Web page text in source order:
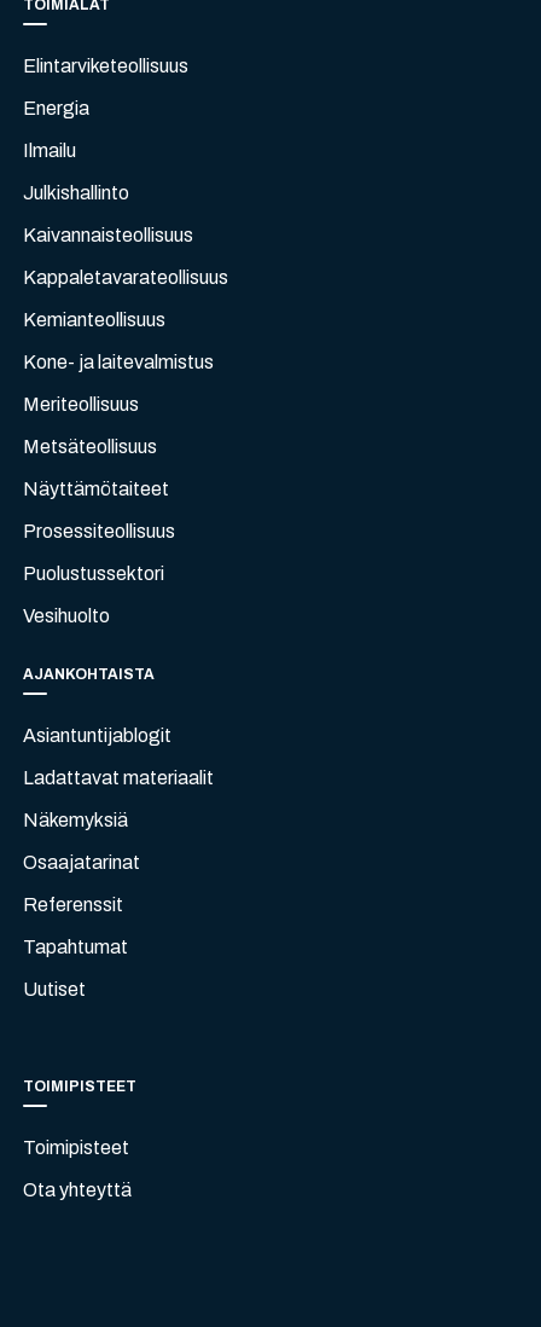
TOIMIALAT
Elintarviketeollisuus
Energia
Ilmailu
Julkishallinto
Kaivannaisteollisuus
Kappaletavarateollisuus
Kemianteollisuus
Kone- ja laitevalmistus
Meriteollisuus
Metsäteollisuus
Näyttämötaiteet
Prosessiteollisuus
Puolustussektori
Vesihuolto
AJANKOHTAISTA
Asiantuntijablogit
Ladattavat materiaalit
Näkemyksiä
Osaajatarinat
Referenssit
Tapahtumat
Uutiset
TOIMIPISTEET
Toimipisteet
Ota yhteyttä